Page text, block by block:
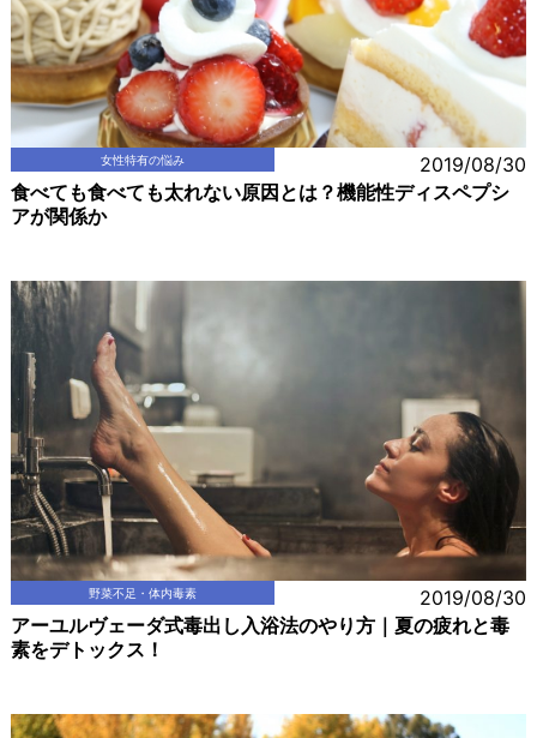
女性特有の悩み 2019/08/30
食べても食べても太れない原因とは？機能性ディスペプシ
アが関係か
野菜不足・体内毒素 2019/08/30
アーユルヴェーダ式毒出し入浴法のやり方｜夏の疲れと毒
素をデトックス！